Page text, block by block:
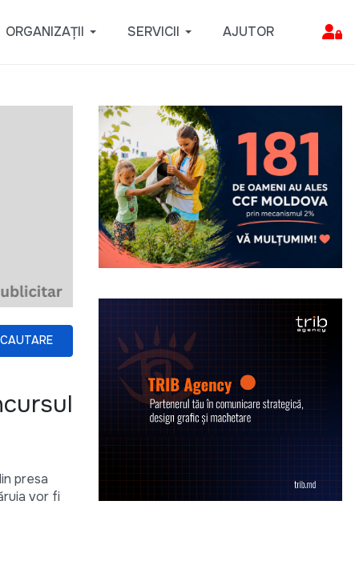
ORGANIZAȚII SERVICII AJUTOR
CAUTARE
presa
vor fi